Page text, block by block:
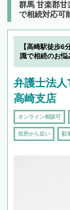
群馬 甘楽郡
で相続対応可
【高崎駅徒歩6
識で相続のお悩
弁護士法
高崎支店
オンライン相談可
役所から近い 駐